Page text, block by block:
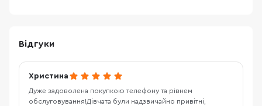
Відгуки
Христина
Дуже задоволена покупкою телефону та рівнем
обслуговування!Дівчата були надзвичайно привітні,